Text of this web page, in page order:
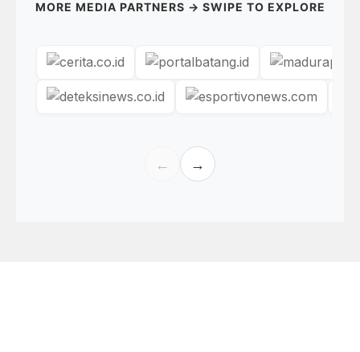
MORE MEDIA PARTNERS → SWIPE TO EXPLORE
← →